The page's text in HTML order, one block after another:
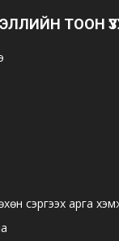
ТООН
сэргээх арга